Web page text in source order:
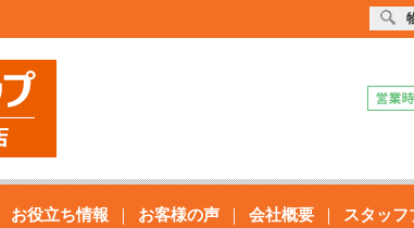
お役立ち情報 お客様の声 会社概要 スタッフ